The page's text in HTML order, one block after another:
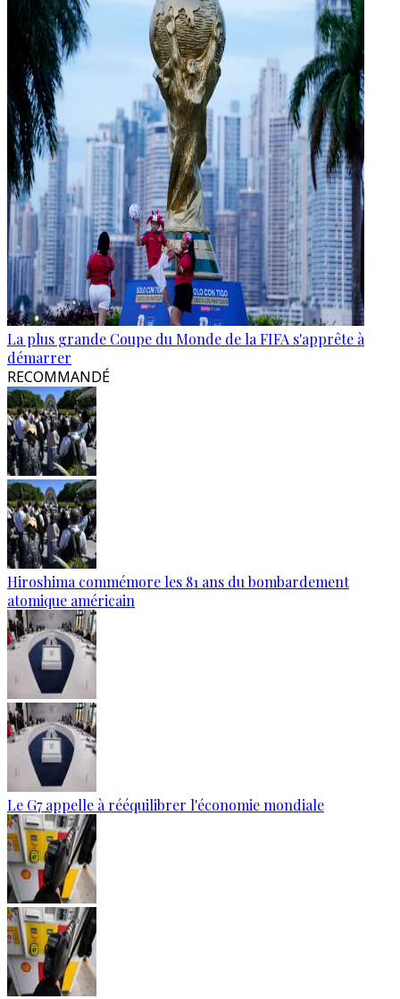
La plus grande Coupe du Monde de la FIFA s'apprête à
démarrer
RECOMMANDÉ
Hiroshima commémore les 81 ans du bombardement
atomique américain
Le G7 appelle à rééquilibrer l'économie mondiale